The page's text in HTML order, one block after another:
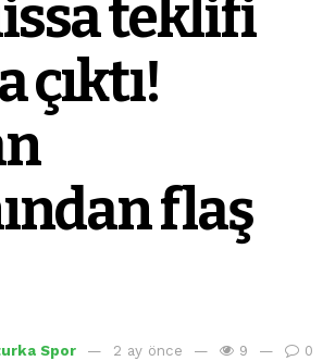
teklifi
çıktı!
flaş
Spor 2 ay önce 9 0